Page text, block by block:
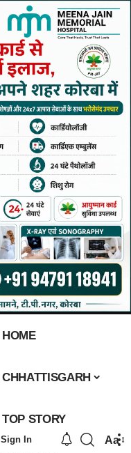
HOME
CHHATTISGARH
TOP STORY
Sign In Aa